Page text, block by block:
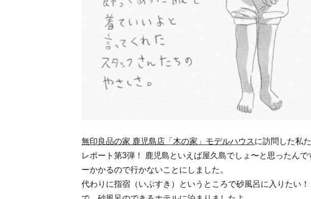
無印良品の家 鹿児島店「木の家」モデルハウスに訪問した私た
レポート第3弾！ 鹿児島といえば屋久島でしょ〜と思ったん
ーかかるので行かないことにしました。
代わりに指宿（いぶすき）というところで砂風呂に入りたい